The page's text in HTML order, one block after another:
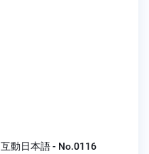
互動日本語 - No.0116